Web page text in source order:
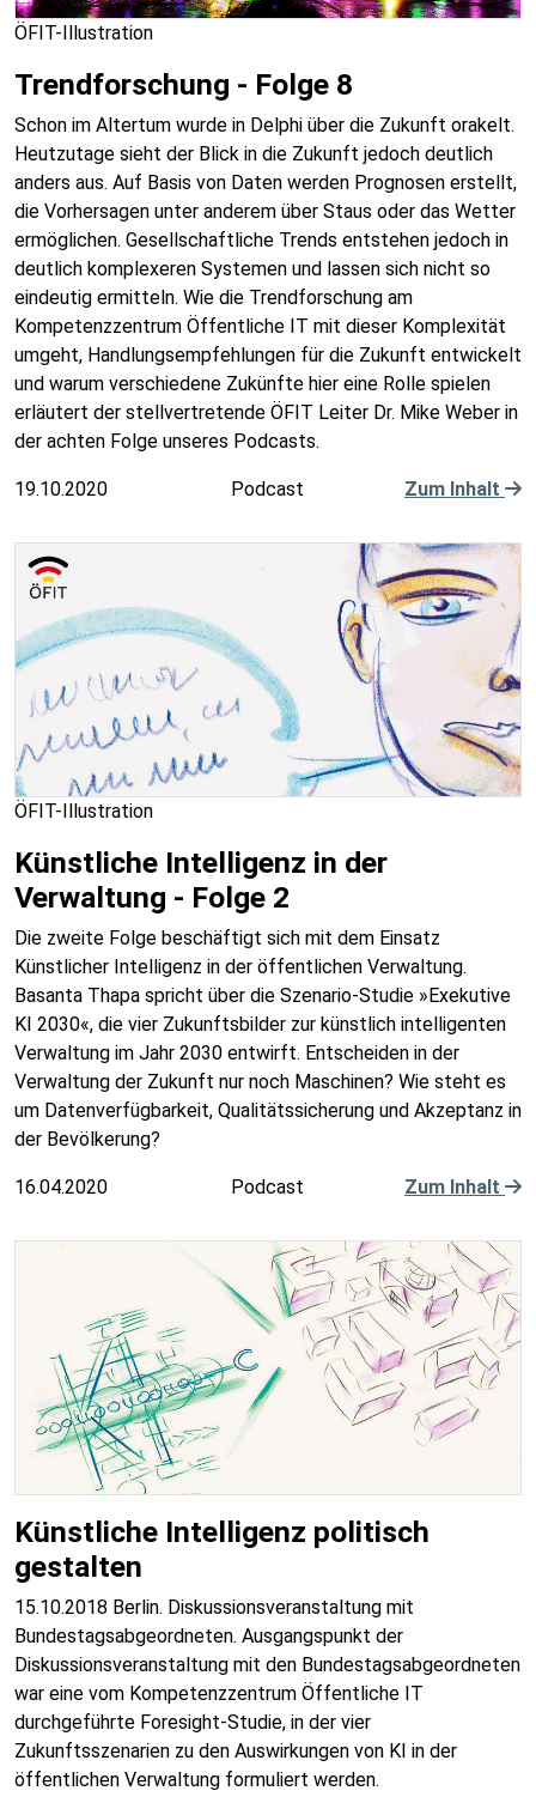
ÖFIT-Illustration
Trendforschung - Folge 8
Schon im Altertum wurde in Delphi über die Zukunft orakelt.
Heutzutage sieht der Blick in die Zukunft jedoch deutlich
anders aus. Auf Basis von Daten werden Prognosen erstellt,
die Vorhersagen unter anderem über Staus oder das Wetter
ermöglichen. Gesellschaftliche Trends entstehen jedoch in
deutlich komplexeren Systemen und lassen sich nicht so
eindeutig ermitteln. Wie die Trendforschung am
Kompetenzzentrum Öffentliche IT mit dieser Komplexität
umgeht, Handlungsempfehlungen für die Zukunft entwickelt
und warum verschiedene Zukünfte hier eine Rolle spielen
erläutert der stellvertretende ÖFIT Leiter Dr. Mike Weber in
der achten Folge unseres Podcasts.
19.10.2020 Podcast Zum Inhalt
ÖFIT-Illustration
Künstliche Intelligenz in der
Verwaltung - Folge 2
Die zweite Folge beschäftigt sich mit dem Einsatz
Künstlicher Intelligenz in der öffentlichen Verwaltung.
Basanta Thapa spricht über die Szenario-Studie »Exekutive
KI 2030«, die vier Zukunftsbilder zur künstlich intelligenten
Verwaltung im Jahr 2030 entwirft. Entscheiden in der
Verwaltung der Zukunft nur noch Maschinen? Wie steht es
um Datenverfügbarkeit, Qualitätssicherung und Akzeptanz in
der Bevölkerung?
16.04.2020 Podcast Zum Inhalt
Künstliche Intelligenz politisch
gestalten
15.10.2018 Berlin. Diskussionsveranstaltung mit
Bundestagsabgeordneten. Ausgangspunkt der
Diskussionsveranstaltung mit den Bundestagsabgeordneten
war eine vom Kompetenzzentrum Öffentliche IT
durchgeführte Foresight-Studie, in der vier
Zukunftsszenarien zu den Auswirkungen von KI in der
öffentlichen Verwaltung formuliert werden.